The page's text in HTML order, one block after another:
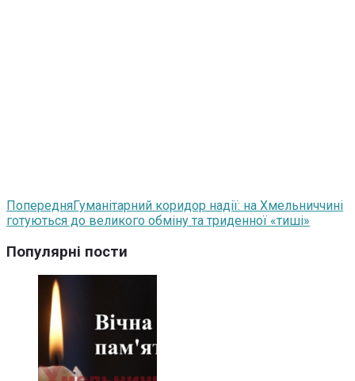
ПопередняГуманітарний коридор надії: на Хмельниччині
готуються до великого обміну та триденної «тиші»
Популярні пости